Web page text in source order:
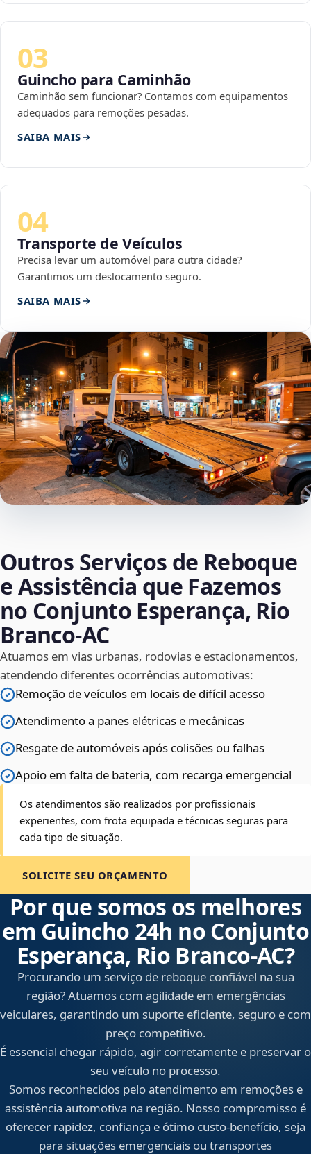
03
Guincho para Caminhão
Caminhão sem funcionar? Contamos com equipamentos
adequados para remoções pesadas.
SAIBA MAIS
04
Transporte de Veículos
Precisa levar um automóvel para outra cidade?
Garantimos um deslocamento seguro.
SAIBA MAIS
Outros Serviços de Reboque
e Assistência que Fazemos
no Conjunto Esperança, Rio
Branco‑AC
Atuamos em vias urbanas, rodovias e estacionamentos,
atendendo diferentes ocorrências automotivas:
Remoção de veículos em locais de difícil acesso
Atendimento a panes elétricas e mecânicas
Resgate de automóveis após colisões ou falhas
Apoio em falta de bateria, com recarga emergencial
Os atendimentos são realizados por profissionais
experientes, com frota equipada e técnicas seguras para
cada tipo de situação.
SOLICITE SEU ORÇAMENTO
Por que somos os melhores
em Guincho 24h no Conjunto
Esperança, Rio Branco‑AC?
Procurando um serviço de reboque confiável na sua
região? Atuamos com agilidade em emergências
veiculares, garantindo um suporte eficiente, seguro e com
preço competitivo.
É essencial chegar rápido, agir corretamente e preservar o
seu veículo no processo.
Somos reconhecidos pelo atendimento em remoções e
assistência automotiva na região. Nosso compromisso é
oferecer rapidez, confiança e ótimo custo-benefício, seja
para situações emergenciais ou transportes